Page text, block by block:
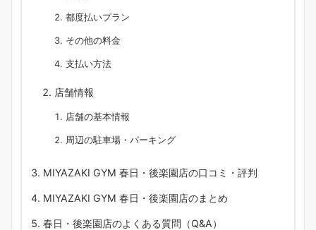
都度払いプラン
その他の料金
支払い方法
店舗情報
店舗の基本情報
周辺の駐車場・パーキング
MIYAZAKI GYM 春日・後楽園店の口コミ・評判
MIYAZAKI GYM 春日・後楽園店のまとめ
春日・後楽園店のよくある質問（Q&A）